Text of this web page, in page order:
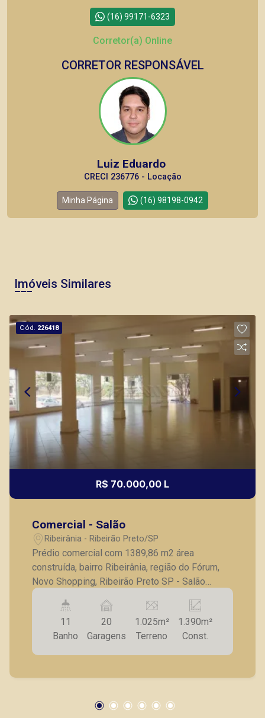
(16) 99171-6323
Corretor(a) Online
CORRETOR RESPONSÁVEL
Luiz Eduardo
CRECI 236776 - Locação
Minha Página (16) 98198-0942
Imóveis Similares
Cód. 226418
R$ 70.000,00 L
Comercial - Salão
Ribeirânia - Ribeirão Preto/SP
Prédio comercial com 1389,86 m2 área
construída, bairro Ribeirânia, região do Fórum,
Novo Shopping, Ribeirão Preto SP - Salão
comercial dividido em 2 pavimentos - pé direito
alto 4,5m - 3 copas - 11 banheiros, sendo 2
adaptados PNE - 1 elevador - 20 vagas de
estacionamento A Piramid tem como objetivo
atender seus clientes com agilidade e
prontos, usados ou mesmo nos principais
11
Banho
20
Garagens
1.025m²
Terreno
1.390m²
Const.